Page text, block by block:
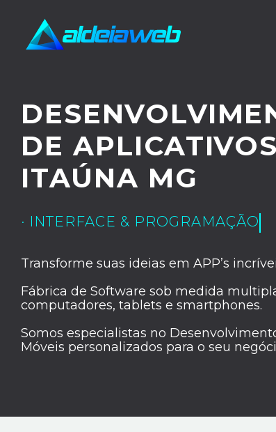
DE APLICATIVOS
ITAÚNA MG
· INTERFACE & PROGRAMAÇÃO
Transforme suas ideias em APP’s
Fábrica de Software sob medida
computadores, tablets e smartphones.
Somos especialistas no
Móveis personalizados para o seu